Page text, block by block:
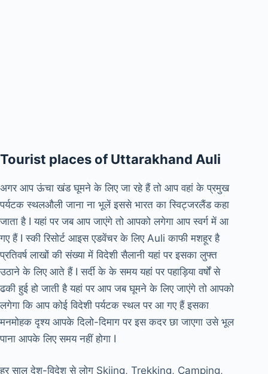
Tourist places of Uttarakhand Auli
अगर आप ऊंचा खंड घूमने के लिए जा रहे हैं तो आप वहां के प्रमुख
पर्यटक स्थलऔली जाना ना भूलें इससे भारत का स्विट्जरलैंड कहा
जाता है I यहां पर जब आप जाएंगे तो आपको लगेगा आप स्वर्ग में आ
गए हैं I स्की रिसोर्ट आइस एडवेंचर के लिए Auli काफी मशहूर है
प्रतिवर्ष लाखों की संख्या में विदेशी सैलानी यहां पर इसका लुफ्त
उठाने के लिए आते हैं I सर्दी के के समय यहां पर पहाड़िया वर्षों से
ढकी हुई हो जाती है यहां पर आप जब घूमने के लिए जाएंगे तो आपको
लगेगा कि आप कोई विदेशी पर्यटक स्थल पर आ गए हैं इसका
मनमोहक दृश्य आपके दिलो-दिमाग पर इस कदर छा जाएगा उसे भूल
पाना आपके लिए समय नहीं होगा I
हर साल देश-विदेश से लोग Skiing, Trekking, Camping,